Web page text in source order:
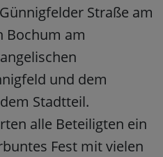
Straße am
Bochum am
und dem
Stadtteil.
alle Beteiligten ein
Fest mit vielen